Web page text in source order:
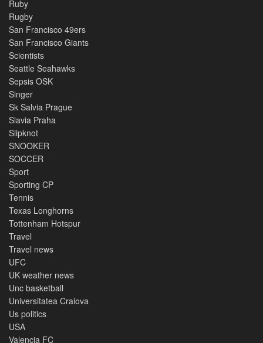
Ruby
Rugby
San Francisco 49ers
San Francisco Giants
Scientists
Seattle Seahawks
Sepsis OSK
Singer
Sk Salvia Prague
Slavia Praha
Slipknot
SNOOKER
SOCCER
Sport
Sporting CP
Tennis
Texas Longhorns
Tottenham Hotspur
Travel
Travel news
UFC
UK weather news
Unc basketball
Universitatea Craiova
Us politics
USA
Valencia FC